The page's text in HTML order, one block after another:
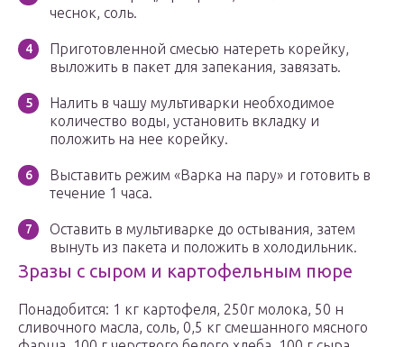
чеснок, соль.
Приготовленной смесью натереть корейку,
выложить в пакет для запекания, завязать.
Налить в чашу мультиварки необходимое
количество воды, установить вкладку и
положить на нее корейку.
Выставить режим «Варка на пару» и готовить в
течение 1 часа.
Оставить в мультиварке до остывания, затем
вынуть из пакета и положить в холодильник.
Зразы с сыром и картофельным пюре
Понадобится: 1 кг картофеля, 250г молока, 50 н
сливочного масла, соль, 0,5 кг смешанного мясного